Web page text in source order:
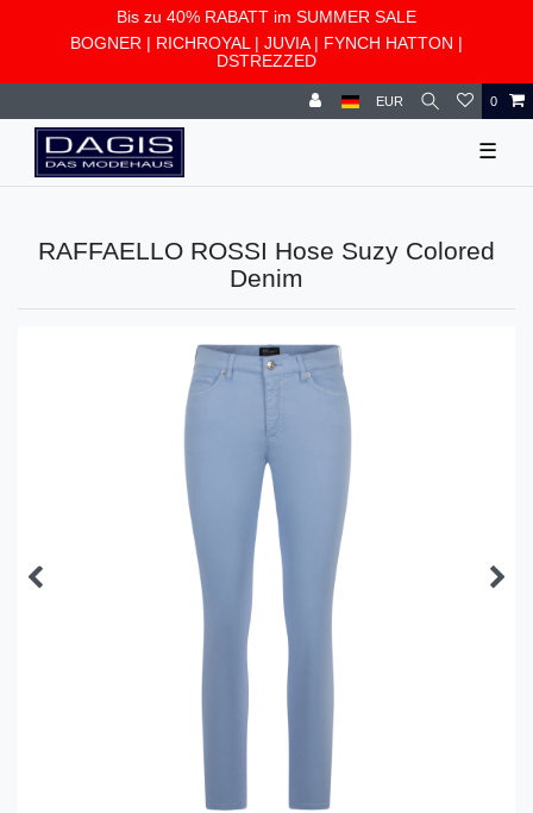
Bis zu 40% RABATT im SUMMER SALE
BOGNER | RICHROYAL | JUVIA| FYNCH HATTON |
DSTREZZED
EUR 0
☰
RAFFAELLO ROSSI Hose Suzy Colored
Denim